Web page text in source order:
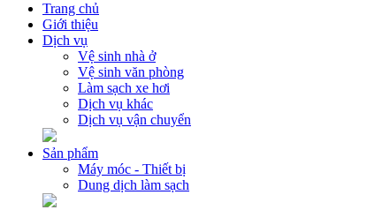
Trang chủ
Giới thiệu
Dịch vụ
Vệ sinh nhà ở
Vệ sinh văn phòng
Làm sạch xe hơi
Dịch vụ khác
Dịch vụ vận chuyển
Sản phẩm
Máy móc - Thiết bị
Dung dịch làm sạch